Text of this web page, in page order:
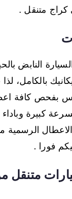
متنقل .
النابض
بالكامل،
بفحص كافة
كبيرة
الرسمية
فورا .
متنقل